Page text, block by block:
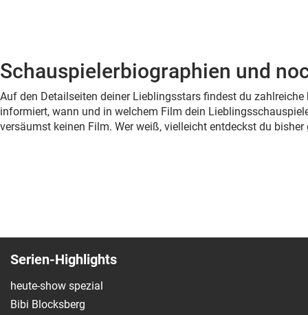
Schauspielerbiographien und
Auf den Detailseiten deiner Lieblingsstars findest du
informiert, wann und in welchem Film dein
versäumst keinen Film. Wer weiß, vielleicht entdeckst du
Serien-Highlights
heute-show spezial
Bibi Blocksberg